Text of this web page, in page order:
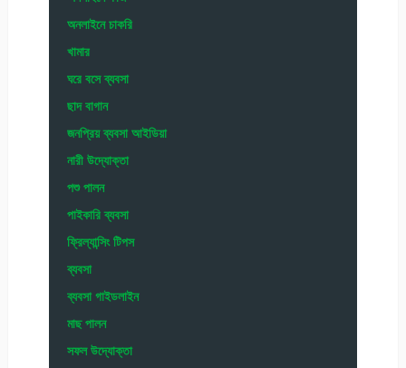
অনলাইনে চাকরি
খামার
ঘরে বসে ব্যবসা
ছাদ বাগান
জনপ্রিয় ব্যবসা আইডিয়া
নারী উদ্যোক্তা
পশু পালন
পাইকারি ব্যবসা
ফ্রিল্যান্সিং টিপস
ব্যবসা
ব্যবসা গাইডলাইন
মাছ পালন
সফল উদ্যোক্তা